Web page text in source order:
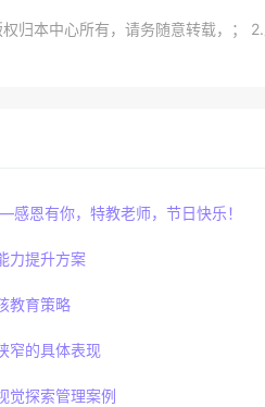
归本中心所有，请务随意转载，；
恩有你，特教老师，节日快乐！
力提升方案
教育策略
窄的具体表现
觉探索管理案例